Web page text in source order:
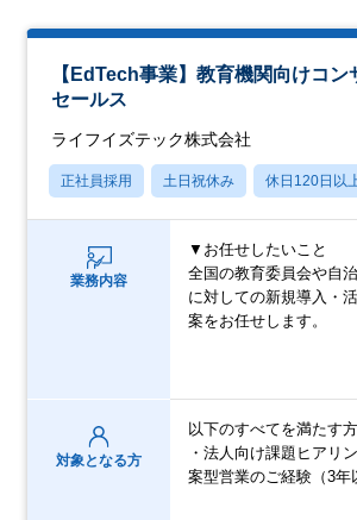
【EdTech事業】教育機関向けコン
セールス
ライフイズテック株式会社
正社員採用 土日祝休み 休日120日以
業務内容
▼お任せしたいこと
全国の教育委員会や自
に対しての新規導入・
案をお任せします。
対象となる方
以下のすべてを満たす方
・法人向け課題ヒアリ
案型営業のご経験（3年